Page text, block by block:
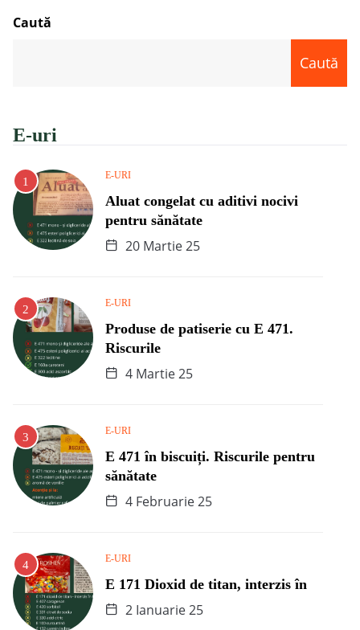
Caută
Caută
E-uri
E-URI
Aluat congelat cu aditivi nocivi
pentru sănătate
20 Martie 25
E-URI
Produse de patiserie cu E 471.
Riscurile
4 Martie 25
E-URI
E 471 în biscuiți. Riscurile pentru
sănătate
4 Februarie 25
E-URI
E 171 Dioxid de titan, interzis în
2 Ianuarie 25